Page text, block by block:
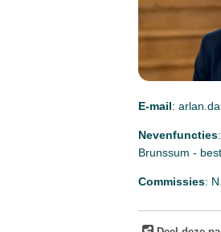
E-mail:
Nevenfuncties
Brunssum -
Commissies: